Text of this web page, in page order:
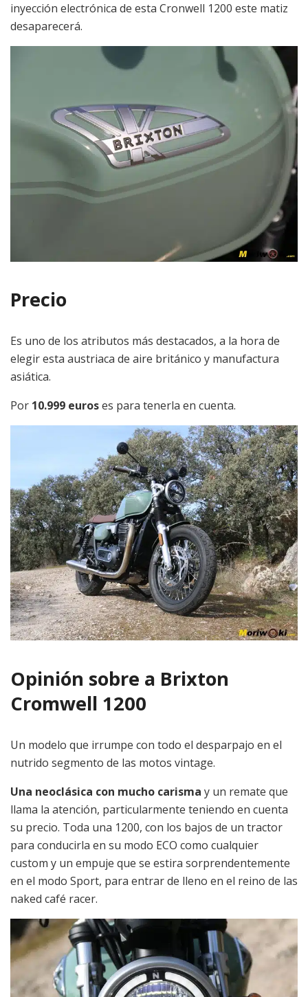
inyección electrónica de esta Cronwell 1200 este matiz
desaparecerá.
Precio
Es uno de los atributos más destacados, a la hora de
elegir esta austriaca de aire británico y manufactura
asiática.
Por 10.999 euroses para tenerla en cuenta.
Opinión sobre a Brixton
Cromwell 1200
Un modelo que irrumpe con todo el desparpajo en el
nutrido segmento de las motos vintage.
Una neoclásica con mucho carisma y un remate que
llama la atención, particularmente teniendo en cuenta
su precio. Toda una 1200, con los bajos de un tractor
para conducirla en su modo ECO como cualquier
custom y un empuje que se estira sorprendentemente
en el modo Sport, para entrar de lleno en el reino de las
naked café racer.